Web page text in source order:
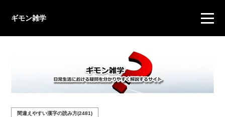
ギモン雑学
間違えやすい漢字の読み方(2481)